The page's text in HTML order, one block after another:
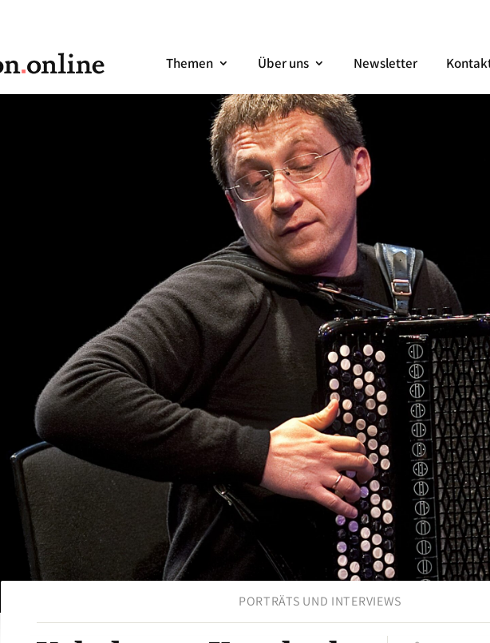
Themen Über uns Newsletter
PORTRÄTS UND INTERVIEWS